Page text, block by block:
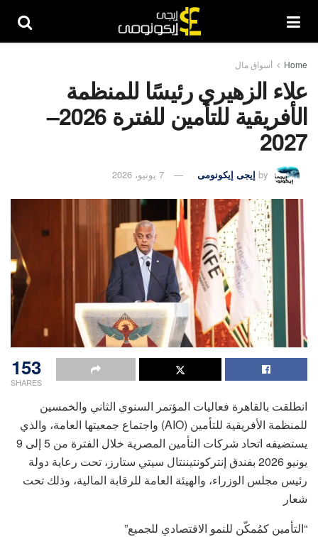
Home أسواق مال
علاء الزهيري رئيسًا للمنظمة
الأفريقية للتأمين للفترة 2026–
2027
by إيجى إيكونومى 7 يونيو، 2026
153
SHARES
انطلقت بالقاهرة فعاليات المؤتمر السنوي الثاني والخمسين
للمنظمة الأفريقية للتأمين (AIO) واجتماع جمعيتها العامة، والذي
يستضيفه اتحاد شركات التأمين المصرية خلال الفترة من 5 إلى 9
يونيو 2026 بفندق إنتركونتيننتال سيتي ستارز، تحت رعاية دولة
رئيس مجلس الوزراء، والهيئة العامة للرقابة المالية، وذلك تحت
شعار
“التأمين كمُمكّن للنمو الاقتصادي للجميع”